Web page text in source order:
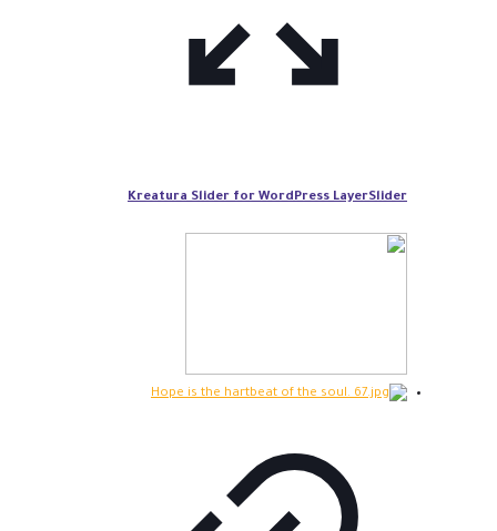
Kreatura Slider for WordPress LayerSlider